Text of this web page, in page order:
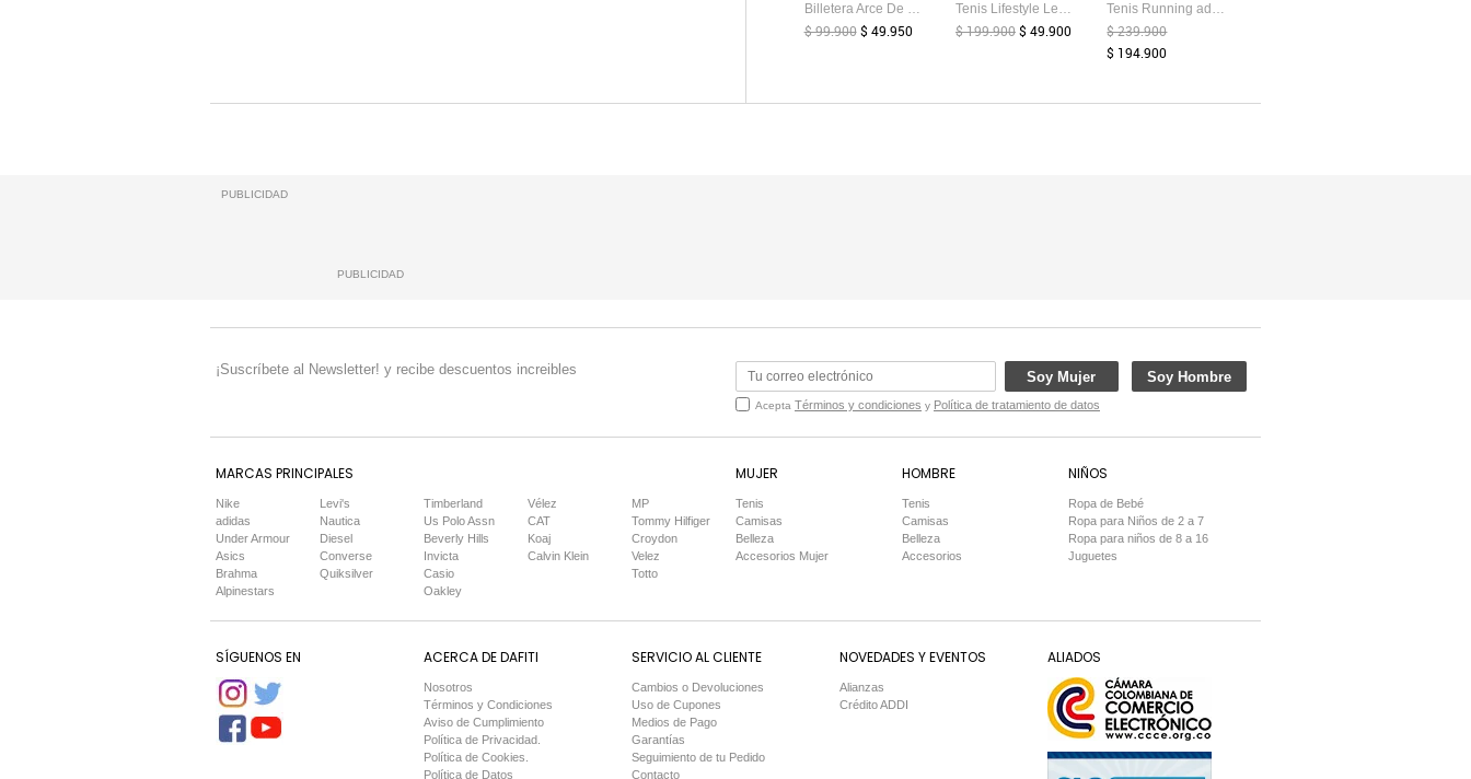
Billetera Arce De Cuero Para Hombre Tarjetero Extraible Billetera Arce De Cuero Para Hombre Tarjetero Extraible Miel VÉLEZ
$ 99.900 $ 49.950
Tenis Lifestyle Levi's Drive Lo Blanco
$ 199.900$ 49.900
Tenis Running adidas Performance Runblaze Celeste
$ 239.900
$ 194.900
PUBLICIDAD
PUBLICIDAD
¡Suscríbete al Newsletter! y recibe descuentos increibles Soy Mujer Soy Hombre
Acepta Términos y condiciones y Política de tratamiento de datos
MARCAS PRINCIPALES
Nike
adidas
Under Armour
Asics
Brahma
Alpinestars
Levi's
Nautica
Diesel
Converse
Quiksilver
Timberland
Us Polo Assn
Beverly Hills
Invicta
Casio
Oakley
Vélez
CAT
Koaj
Calvin Klein
MP
Tommy Hilfiger
Croydon
Velez
Totto
MUJER
Tenis
Camisas
Belleza
Accesorios Mujer
HOMBRE
Tenis
Camisas
Belleza
Accesorios
NIÑOS
Ropa de Bebé
Ropa para Niños de 2 a 7
Ropa para niños de 8 a 16
Juguetes
SÍGUENOS EN ACERCA DE DAFITI
Nosotros
Términos y Condiciones
Aviso de Cumplimiento
Política de Privacidad.
Política de Cookies.
Política de Datos
SERVICIO AL CLIENTE
Cambios o Devoluciones
Uso de Cupones
Medios de Pago
Garantías
Seguimiento de tu Pedido
Contacto
NOVEDADES Y EVENTOS
Alianzas
Crédito ADDI
ALIADOS